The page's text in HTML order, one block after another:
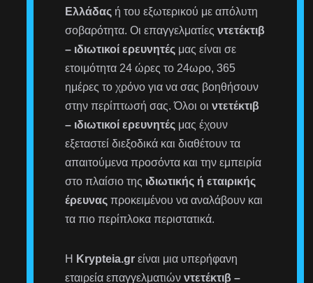
Ελλάδας ή του εξωτερικού με απόλυτη
σοβαρότητα. Οι επαγγελματίεςντετέκτιβ
– ιδιωτικοί ερευνητές μας είναι σε
ετοιμότητα 24 ώρες το 24ωρο, 365
ημέρες το χρόνο για να σας βοηθήσουν
στην περίπτωσή σας. Όλοι οιντετέκτιβ
– ιδιωτικοί ερευνητές μας έχουν
εξεταστεί διεξοδικά και διαθέτουν τα
απαιτούμενα προσόντα και την εμπειρία
στο πλαίσιο της ιδιωτικής ή εταιρικής
έρευνας προκειμένου να αναλάβουν και
τα πιο περίπλοκα περιστατικά.
Η Krypteia.gr είναι μια υπερήφανη
εταιρεία επαγγελματιώνντετέκτιβ –